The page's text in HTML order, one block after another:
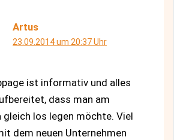
Artus
23.09.2014 um 20:37 Uhr
ist informativ und alles
dass man am
gleich los legen möchte. Viel
dem neuen Unternehmen